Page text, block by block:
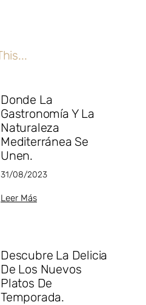
Donde La
Gastronomía Y La
Naturaleza
Mediterránea Se
Unen⁣.
31/08/2023
Leer Más
Descubre La Delicia
De Los Nuevos
Platos De
Temporada.⁣